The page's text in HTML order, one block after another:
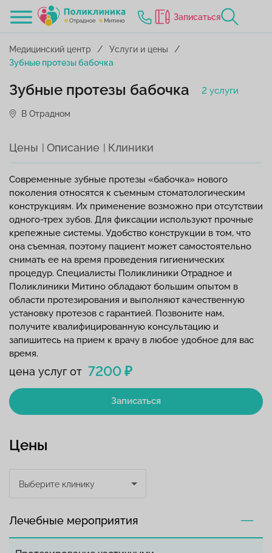
Записаться
Медицинский центр
Услуги и цены
Зубные протезы бабочка
цена услуг от 7200 ₽
Записаться
Зубные протезы бабочка 2 услуги
В Отрадном
Цены Описание Клиники
Современные зубные протезы «бабочка» нового
поколения относятся к съемным стоматологическим
конструкциям. Их применение возможно при отсутствии
одного-трех зубов. Для фиксации используют прочные
крепежные системы. Удобство конструкции в том, что
она съемная, поэтому пациент может самостоятельно
снимать ее на время проведения гигиенических
процедур. Специалисты Поликлиники Отрадное и
Поликлиники Митино обладают большим опытом в
области протезирования и выполняют качественную
установку протезов с гарантией. Позвоните нам,
получите квалифицированную консультацию и
запишитесь на прием к врачу в любое удобное для вас
время.
Цены
Выберите клинику
Лечебные мероприятия